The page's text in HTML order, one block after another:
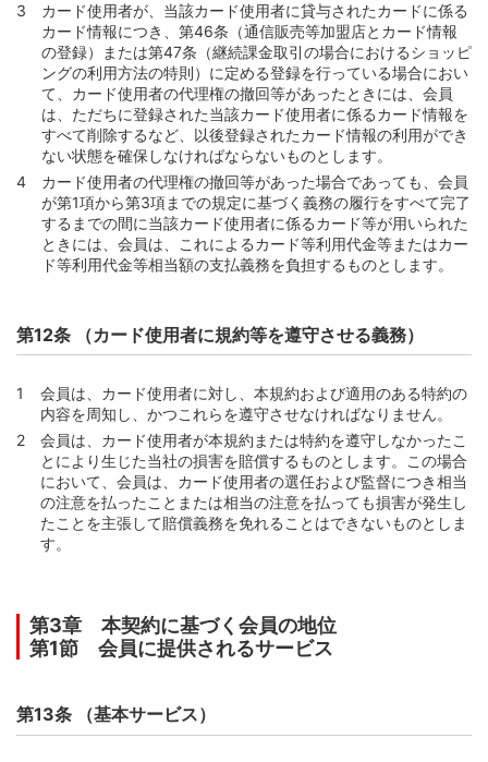
第88条 （会員資格の取消）
第89条 （カード等の利用の停止）
第90条 （本契約の解約）
第91条 （更新カード不発行等と本契約の終了）
第92条 （本契約終了の効果）
第93条 （外国為替および外国貿易に関する法令等の適
用）
第94条 （準拠法）
第95条 （合意管轄）
カード使用者が、当該カード使用者に貸与されたカードに係る
カード情報につき、第46条（通信販売等加盟店とカード情報
の登録）または第47条（継続課金取引の場合におけるショッピ
ングの利用方法の特則）に定める登録を行っている場合におい
て、カード使用者の代理権の撤回等があったときには、会員
は、ただちに登録された当該カード使用者に係るカード情報を
すべて削除するなど、以後登録されたカード情報の利用ができ
ない状態を確保しなければならないものとします。
カード使用者の代理権の撤回等があった場合であっても、会員
が第1項から第3項までの規定に基づく義務の履行をすべて完了
するまでの間に当該カード使用者に係るカード等が用いられた
ときには、会員は、これによるカード等利用代金等またはカー
ド等利用代金等相当額の支払義務を負担するものとします。
第12条 （カード使用者に規約等を遵守させる義務）
会員は、カード使用者に対し、本規約および適用のある特約の
内容を周知し、かつこれらを遵守させなければなりません。
会員は、カード使用者が本規約または特約を遵守しなかったこ
とにより生じた当社の損害を賠償するものとします。この場合
において、会員は、カード使用者の選任および監督につき相当
の注意を払ったことまたは相当の注意を払っても損害が発生し
たことを主張して賠償義務を免れることはできないものとしま
す。
第3章 本契約に基づく会員の地位
第1節 会員に提供されるサービス
第13条 （基本サービス）